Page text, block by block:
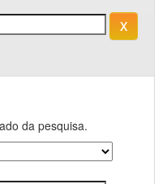
da pesquisa.